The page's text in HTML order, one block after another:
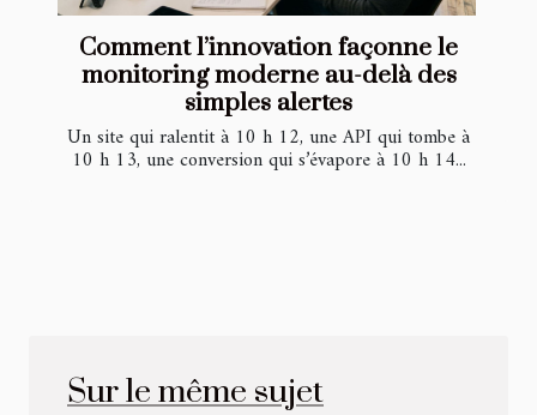
Comment l’innovation façonne le
monitoring moderne au-delà des
simples alertes
Un site qui ralentit à 10 h 12, une API qui tombe à
10 h 13, une conversion qui s’évapore à 10 h 14...
Sur le même sujet